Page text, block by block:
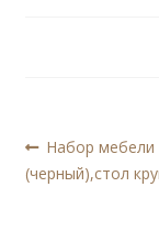
по
Предыдущая
запись:
Набор
(черный),стол